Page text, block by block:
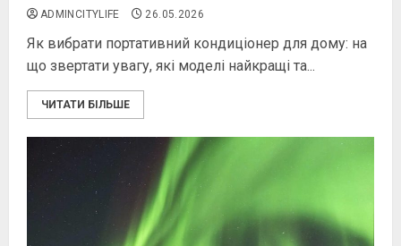
ADMINCITYLIFE 26.05.2026
Як вибрати портативний кондиціонер для дому: на
що звертати увагу, які моделі найкращі та...
ЧИТАТИ БІЛЬШЕ